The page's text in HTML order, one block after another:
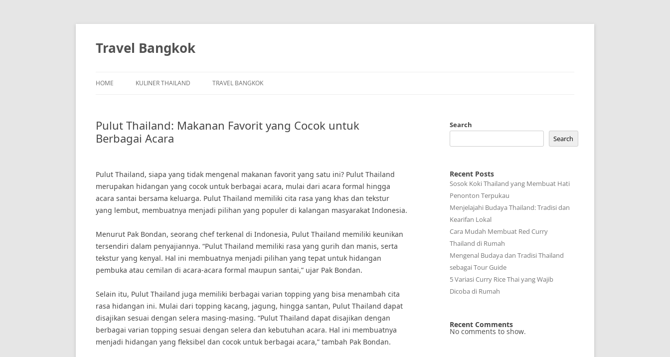
Skip
Travel Bangkok
HOME KULINER THAILAND TRAVEL BANGKOK
Pulut Thailand: Makanan Favorit yang Cocok untuk
Berbagai Acara
Pulut Thailand, siapa yang tidak mengenal makanan favorit yang satu ini? Pulut Thailand
merupakan hidangan yang cocok untuk berbagai acara, mulai dari acara formal hingga
acara santai bersama keluarga. Pulut Thailand memiliki cita rasa yang khas dan tekstur
yang lembut, membuatnya menjadi pilihan yang populer di kalangan masyarakat Indonesia.
Menurut Pak Bondan, seorang chef terkenal di Indonesia, Pulut Thailand memiliki keunikan
tersendiri dalam penyajiannya. “Pulut Thailand memiliki rasa yang gurih dan manis, serta
tekstur yang kenyal. Hal ini membuatnya menjadi pilihan yang tepat untuk hidangan
pembuka atau cemilan di acara-acara formal maupun santai,” ujar Pak Bondan.
Selain itu, Pulut Thailand juga memiliki berbagai varian topping yang bisa menambah cita
rasa hidangan ini. Mulai dari topping kacang, jagung, hingga santan, Pulut Thailand dapat
disajikan sesuai dengan selera masing-masing. “Pulut Thailand dapat disajikan dengan
berbagai varian topping sesuai dengan selera dan kebutuhan acara. Hal ini membuatnya
menjadi hidangan yang fleksibel dan cocok untuk berbagai acara,” tambah Pak Bondan.
Search
Search
Recent Posts
Sosok Koki Thailand yang Membuat Hati
Penonton Terpukau
Menjelajahi Budaya Thailand: Tradisi dan
Kearifan Lokal
Cara Mudah Membuat Red Curry
Thailand di Rumah
Mengenal Budaya dan Tradisi Thailand
sebagai Tour Guide
5 Variasi Curry Rice Thai yang Wajib
Dicoba di Rumah
Recent Comments
No comments to show.